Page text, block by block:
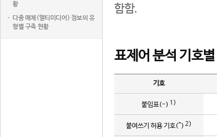
황
다중 매체(멀티미디어) 정보의 유
형별 구축 현황
함함.
표제어 분석 기호
기호
붙임표(-) 1)
붙여쓰기 허용 기호(^) 2)